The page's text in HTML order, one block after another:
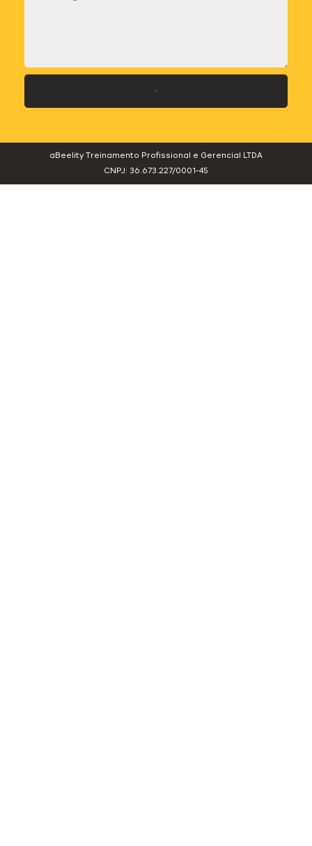
aBeelity Treinamento Profissional e Gerencial LTDA
CNPJ: 36.673.227/0001-45